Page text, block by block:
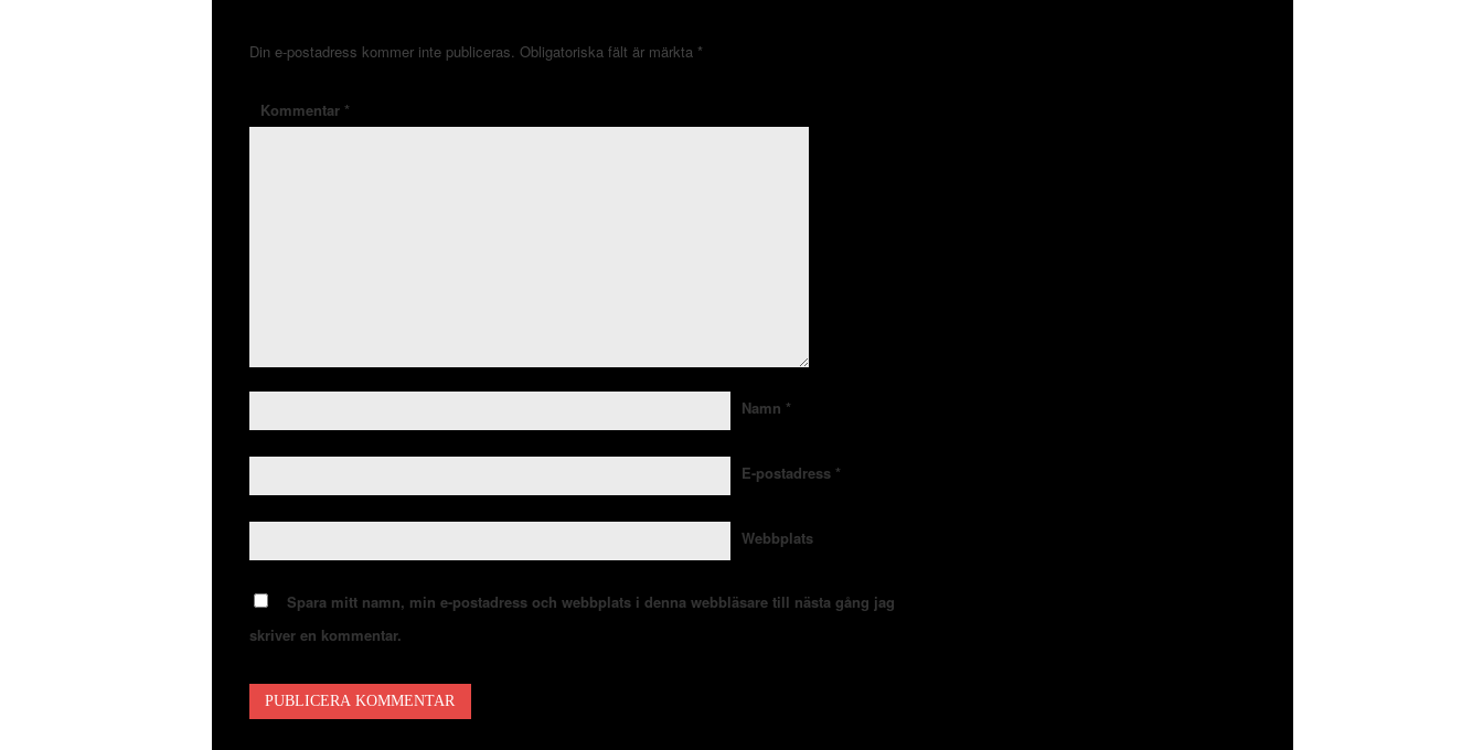
Din e-postadress kommer inte publiceras. Obligatoriska fält är märkta *
Kommentar *
Namn *
E-postadress *
Webbplats
Spara mitt namn, min e-postadress och webbplats i denna webbläsare till nästa gång jag
skriver en kommentar.